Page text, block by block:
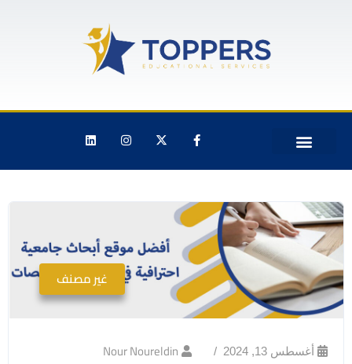
غير مصنف
أغسطس 13, 2024 Nour Noureldin